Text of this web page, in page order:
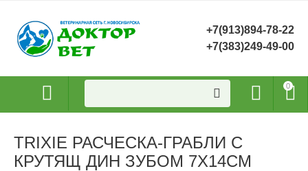
+7(913)894-78-22
+7(383)249-49-00
0
TRIXIE РАСЧЕСКА-ГРАБЛИ С
КРУТЯЩ ДИН ЗУБОМ 7Х14СМ